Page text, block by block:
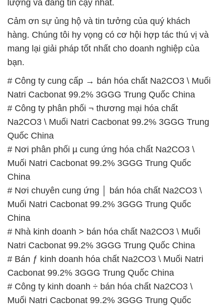
lượng và đáng tin cậy nhất.
Cảm ơn sự ủng hộ và tin tưởng của quý khách
hàng. Chúng tôi hy vọng có cơ hội hợp tác thú vị và
mang lại giải pháp tốt nhất cho doanh nghiệp của
bạn.
# Công ty cung cấp → bán hóa chất Na2CO3 \ Muối
Natri Cacbonat 99.2% 3GGG Trung Quốc China
# Công ty phân phối ¬ thương mại hóa chất
Na2CO3 \ Muối Natri Cacbonat 99.2% 3GGG Trung
Quốc China
# Nơi phân phối µ cung ứng hóa chất Na2CO3 \
Muối Natri Cacbonat 99.2% 3GGG Trung Quốc
China
# Nơi chuyên cung ứng │ bán hóa chất Na2CO3 \
Muối Natri Cacbonat 99.2% 3GGG Trung Quốc
China
# Nhà kinh doanh > bán hóa chất Na2CO3 \ Muối
Natri Cacbonat 99.2% 3GGG Trung Quốc China
# Bán ƒ kinh doanh hóa chất Na2CO3 \ Muối Natri
Cacbonat 99.2% 3GGG Trung Quốc China
# Công ty kinh doanh ÷ bán hóa chất Na2CO3 \
Muối Natri Cacbonat 99.2% 3GGG Trung Quốc